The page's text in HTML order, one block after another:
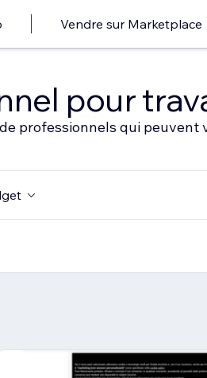
Vendre sur Marketplace
pour
professionnels qui peuvent